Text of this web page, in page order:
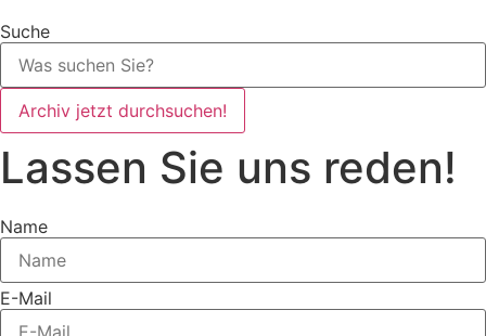
Suche
Archiv jetzt durchsuchen!
Lassen Sie uns reden!
Name
E-Mail